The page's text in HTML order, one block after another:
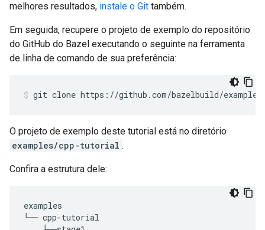
melhores resultados, instale o Git também.
Em seguida, recupere o projeto de exemplo do repositório
do GitHub do Bazel executando o seguinte na ferramenta
de linha de comando de sua preferência:
git clone https://github.com/bazelbuild/examples
O projeto de exemplo deste tutorial está no diretório
examples/cpp-tutorial .
Confira a estrutura dele:
examples
└── cpp-tutorial